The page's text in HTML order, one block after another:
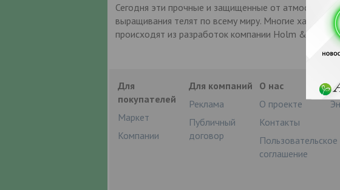
Сегодня эти прочные и защищенные от
выращивания телят по всему миру. Многие
происходят из разработок компании Holm & Laue.
Для
покупателей
Маркет
Компании
Для компаний
Реклама
Публичный
договор
О нас
О проекте
Контакты
Пользовательское
соглашение